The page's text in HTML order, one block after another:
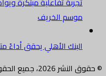
موسم الخريف
البنك الأهلي يحقق أداءً
© حقوق النشر 2026، جميع الحقوق محفوظة |